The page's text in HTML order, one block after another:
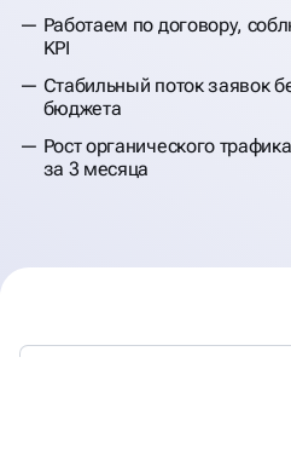
Работаем по договору,
KPI
Стабильный поток заявок
бюджета
Рост органического
за 3 месяца